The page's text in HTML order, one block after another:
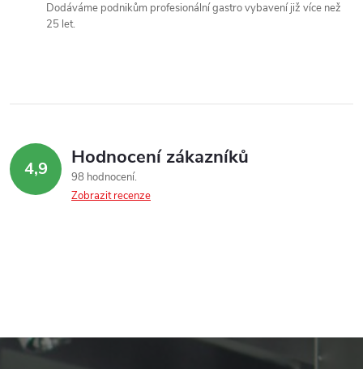
Dodáváme podnikům profesionální gastro vybavení již více než
25 let.
4,9 Hodnocení zákazníků
98 hodnocení
Zobrazit recenze